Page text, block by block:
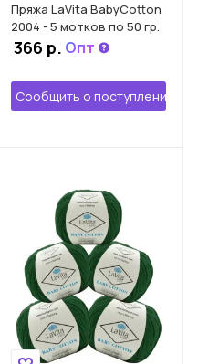
Пряжа LaVita BabyCotton
2004 - 5 мотков по 50 гр.
366 р. Опт
Сообщить о поступлении